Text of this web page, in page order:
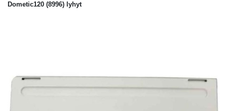
Dometic120 (8996) lyhyt